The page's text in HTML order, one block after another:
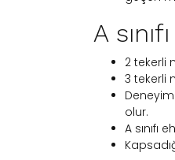
A
2 tekerli
3 tekerli
olur.
A sınıfı